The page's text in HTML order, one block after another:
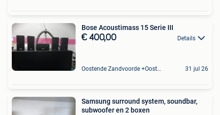
Bose Acoustimass 15 Serie III
€ 400,00 Details
Oostende Zandvoorde +Oostende 31 jul 26
Samsung surround system, soundbar,
subwoofer en 2 boxen